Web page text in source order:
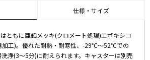
仕様・サイズ
ともに亜鉛メッキ(クロメート処理)エポキシコ
加工)。優れた耐熱・耐寒性、-29℃～52℃での
浄(3～5分)に耐えられます。キャスターは別売